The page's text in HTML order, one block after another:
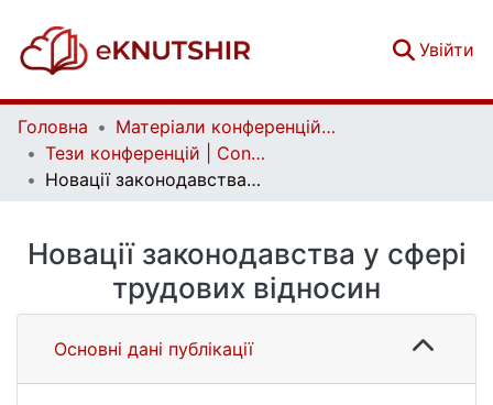
Увійти
Головна
Матеріали конференцій | Conference materials
Тези конференцій | Conference papers
Новації законодавства у сфері трудових відносин
Новації законодавства у сфері
трудових відносин
Основні дані публікації